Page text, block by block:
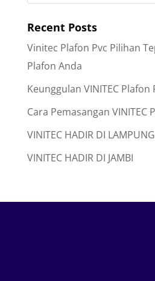
Recent Posts
Vinitec Plafon Pvc Pilihan
Plafon Anda
Keunggulan VINITEC Plafon
Cara Pemasangan VINITEC
VINITEC HADIR DI LAMPUNG
VINITEC HADIR DI JAMBI